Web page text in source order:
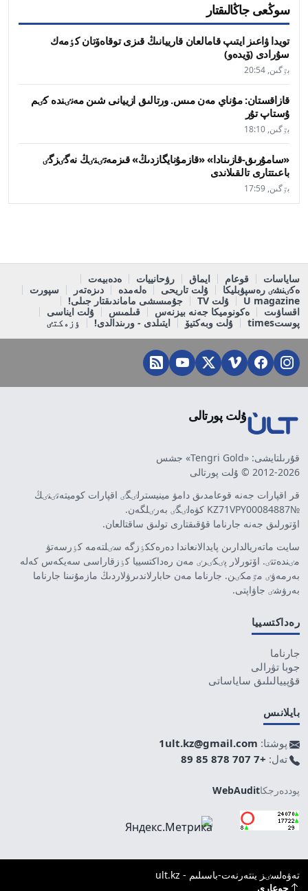
سوڭعى جاڭالىقتار
تويدا ۋاعىز ايتىپ قامالعان قارييانىڭ قىزى توقاەۆتان كٶمەك
سۇرادى (ۆيدەو)
بٷگىن, 20:54
قازاقستان: مۇناي مەن مىس. ورتالىق ازييانى شىن مەنٸندە كٸم
ۇستاپ تۇر
بٷگىن, 18:10
«سامۇرىق-قازىنادا» «قازمۇنايگازدىڭ» قىزمەتٸنٸڭ نەگٸزگٸ
باعىتتارى تالقىلاندى
بٷگىن, 17:59
ساياسات قوعام ايماق رۋحانييات
ەدەبيەت
ەكٸنشٸ رەسپۋبليكا
ۇلت تاريحى ەلەمدە دىزەتەر
سپورت
U magazine
ۇلت TV
جۇمىسشى ماماندىقتار جىلى!
اقساۋىت
ەكونوميكا جەنە بيزنەس قىلمىس
ۇلت ايناسى
پوستtimes
ۇلت وبەكتيۆ ايتىلدى - ورىندالدى! ٶزەكتٸ
ۇلت پورتالى
قۇرىلتايشى: «Tengri Gold» جشس
2012-2026 © ۇلت پورتالى
قر اقپارات جەنە قوعامدىق دامۋ مينيسترلٸگٸ اقپارات كوميتەتٸنٸڭ
№KZ71VPY00084887 كۋەلٸگٸ بەرٸلگەن.
اۆتورلىق جەنە جارناما قۇقىقتارى تولىق ساقتالعان.
سايت ماتەريالدارىن پايدالانعاندا دەرەككٶزگە سٸلتەمە كٶرسەتۋ
مٸندەتتٸ. اۆتورلار پٸكٸرٸ مەن رەداكتسييا كٶزقاراسى سەيكەس كەلە
بەرمەۋٸ مٷمكٸن. جارناما مەن حابارلاندىرۋلاردىڭ مازمۇنىنا جارناما
بەرۋشٸ جاۋاپتى.
رەداكتسييا
جارناما
جوبا تۋرالى
قۇپييالىلىق ساياساتى
بايلانىس
پوشتا: 1ult.kz@gmail.com
تەل: +7 707 878 85 89
پوددەرجكاWebAudit
تەۋەلسٸز ينتەرنەت-باسىلىم - ult.kz
جوعارى